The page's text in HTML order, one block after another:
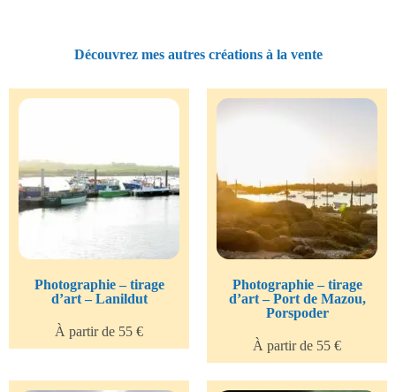
Découvrez mes autres créations à la vente
Photographie – tirage
d’art – Lanildut
À partir de 55 €
Photographie – tirage
d’art – Port de Mazou,
Porspoder
À partir de 55 €